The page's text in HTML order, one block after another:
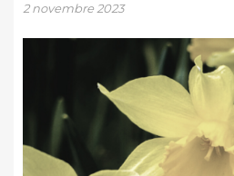
2 novembre 2023